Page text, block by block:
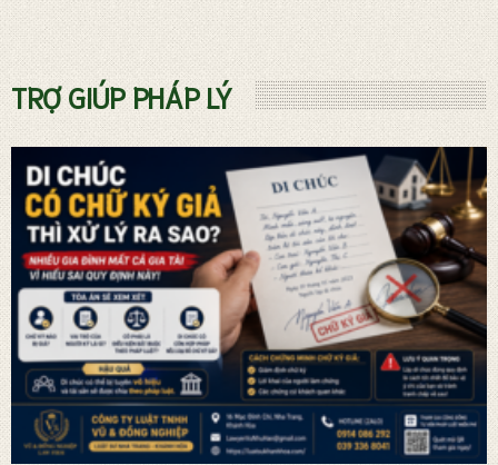
Dịch vụ phá sản và Quản tài viên
THỦ TỤC KẾT HÔN NƯỚC NGOÀI
TRỢ GIÚP PHÁP LÝ